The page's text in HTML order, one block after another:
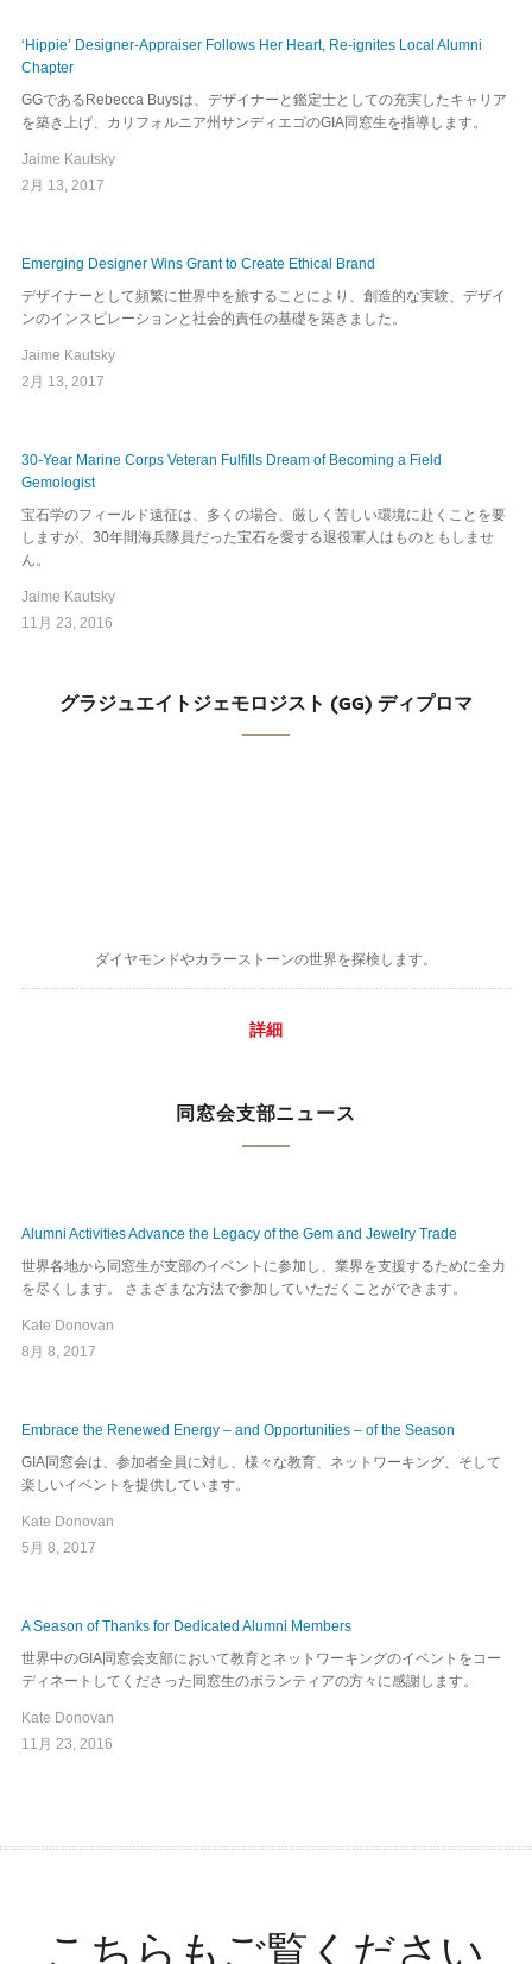
‘Hippie’ Designer-Appraiser Follows Her Heart, Re-ignites Local Alumni
Chapter
GGであるRebecca Buysは、デザイナーと鑑定士としての充実したキャリア
を築き上げ、カリフォルニア州サンディエゴのGIA同窓生を指導します。
Jaime Kautsky
2月 13, 2017
Emerging Designer Wins Grant to Create Ethical Brand
デザイナーとして頻繁に世界中を旅することにより、創造的な実験、デザイ
ンのインスピレーションと社会的責任の基礎を築きました。
Jaime Kautsky
2月 13, 2017
30-Year Marine Corps Veteran Fulfills Dream of Becoming a Field
Gemologist
宝石学のフィールド遠征は、多くの場合、厳しく苦しい環境に赴くことを要
しますが、30年間海兵隊員だった宝石を愛する退役軍人はものともしませ
ん。
Jaime Kautsky
11月 23, 2016
グラジュエイトジェモロジスト (GG) ディプロマ
ダイヤモンドやカラーストーンの世界を探検します。
詳細
同窓会支部ニュース
Alumni Activities Advance the Legacy of the Gem and Jewelry Trade
世界各地から同窓生が支部のイベントに参加し、業界を支援するために全力
を尽くします。 さまざまな方法で参加していただくことができます。
Kate Donovan
8月 8, 2017
Embrace the Renewed Energy – and Opportunities – of the Season
GIA同窓会は、参加者全員に対し、様々な教育、ネットワーキング、そして
楽しいイベントを提供しています。
Kate Donovan
5月 8, 2017
A Season of Thanks for Dedicated Alumni Members
世界中のGIA同窓会支部において教育とネットワーキングのイベントをコー
ディネートしてくださった同窓生のボランティアの方々に感謝します。
Kate Donovan
11月 23, 2016
こちらもご覧ください